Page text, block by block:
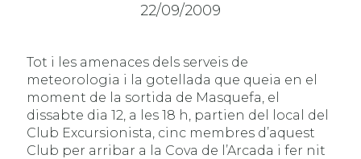
22/09/2009
Tot i les amenaces dels serveis de
meteorologia i la gotellada que queia en el
moment de la sortida de Masquefa, el
dissabte dia 12, a les 18 h, partien del local del
Club Excursionista, cinc membres d’aquest
Club per arribar a la Cova de l’Arcada i fer nit